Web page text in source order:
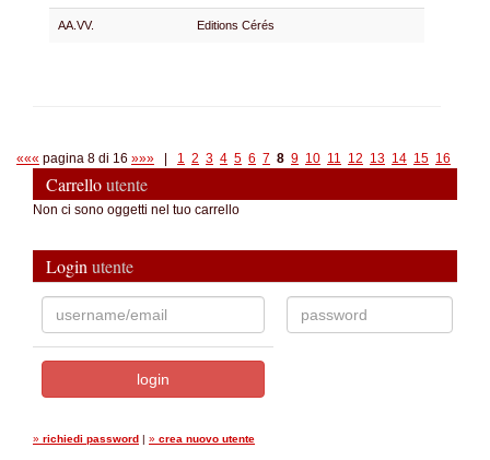
AA.VV. Editions Cérés
««« pagina 8 di 16 »»» 1 2 3 4 5 6 7 8 9 10 11 12 13 14 15 16
Carrelloutente
Non ci sono oggetti nel tuo carrello
Login utente
» richiedi password | » crea nuovo utente